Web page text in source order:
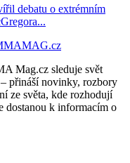
debatu o extrémním
Mag.cz sleduje svět
přináší novinky, rozbory
ze světa, kde rozhodují
dostanou k informacím o